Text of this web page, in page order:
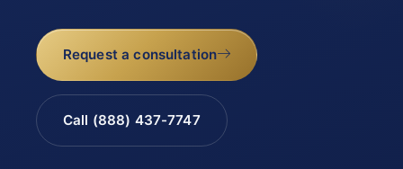
Request a consultation
Call (888) 437-7747